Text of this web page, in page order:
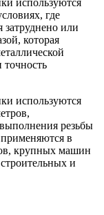
где
затруднено или
которая
точность
используются
резьбы
в
крупных машин
и